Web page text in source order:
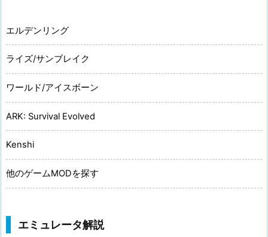
エルデンリング
ライズ/サンブレイク
ワールド/アイスボーン
ARK: Survival Evolved
Kenshi
他のゲームMODを探す
エミュレータ解説